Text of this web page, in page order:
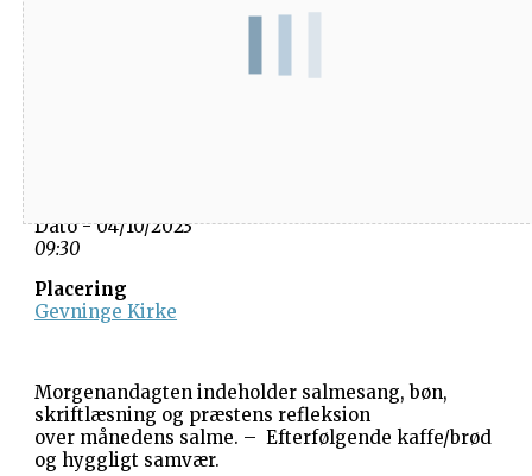
Dato - 04/10/2023
09:30
Placering
Gevninge Kirke
Morgenandagten indeholder salmesang, bøn,
skriftlæsning og præstens refleksion
over månedens salme. – Efterfølgende kaffe/brød
og hyggligt samvær.